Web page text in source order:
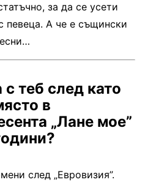
за да се усети
певеца. А че е същински
теб след като
в
„Лане мое”
след „Евровизия”.